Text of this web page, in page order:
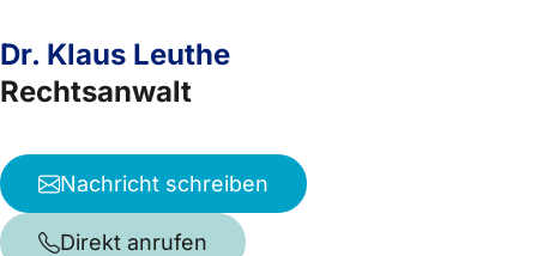
Dr. Klaus Leuthe
Rechtsanwalt
Nachricht schreiben
Direkt anrufen